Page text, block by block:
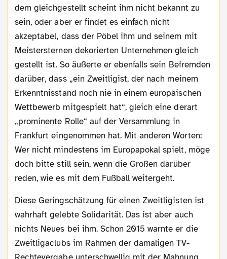
dem gleichgestellt scheint ihm nicht bekannt zu
sein, oder aber er findet es einfach nicht
akzeptabel, dass der Pöbel ihm und seinem mit
Meistersternen dekorierten Unternehmen gleich
gestellt ist. So äußerte er ebenfalls sein Befremden
darüber, dass „ein Zweitligist, der nach meinem
Erkenntnisstand noch nie in einem europäischen
Wettbewerb mitgespielt hat“, gleich eine derart
„prominente Rolle“ auf der Versammlung in
Frankfurt eingenommen hat. Mit anderen Worten:
Wer nicht mindestens im Europapokal spielt, möge
doch bitte still sein, wenn die Großen darüber
reden, wie es mit dem Fußball weitergeht.
Diese Geringschätzung für einen Zweitligisten ist
wahrhaft gelebte Solidarität. Das ist aber auch
nichts Neues bei ihm. Schon 2015 warnte er die
Zweitligaclubs im Rahmen der damaligen TV-